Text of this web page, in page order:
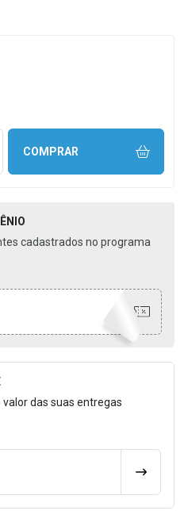
UMA UNIDADE
COMPRAR
cadastrados no programa
o Frete
valor das suas entregas